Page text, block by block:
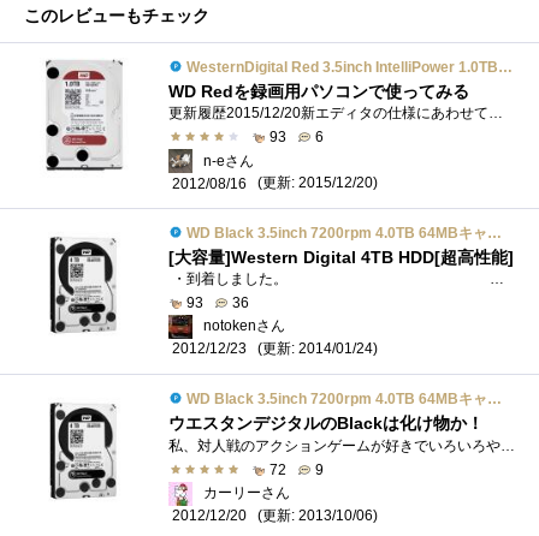
このレビューもチェック
WesternDigital Red 3.5inch IntelliPower 1.0TB 64MBキャッシュ SATA III WD10EFRX
WD Redを録画用パソコンで使ってみる
更新履歴2015/12/20新エディタの仕様にあわせて、レビューを修正2015/12/20総評と使用履歴を更新
93
6
n-eさん
2012/08/16
(更新: 2015/12/20)
WD Black 3.5inch 7200rpm 4.0TB 64MBキャッシュ SATA3.0 WD4001FAEX
[大容量]Western Digital 4TB HDD[超高性能]
・到着しました。 包装は佐川急便の袋だったのですが、クロネコで届きました。...
93
36
notokenさん
2012/12/23
(更新: 2014/01/24)
WD Black 3.5inch 7200rpm 4.0TB 64MBキャッシュ SATA3.0 WD4001FAEX
ウエスタンデジタルのBlackは化け物か！
私、対人戦のアクションゲームが好きでいろいろやってはいるのですが、これがなかなか上達しない。いつの間にか死角に回られて倒されたり、�...
72
9
カーリーさん
2012/12/20
(更新: 2013/10/06)